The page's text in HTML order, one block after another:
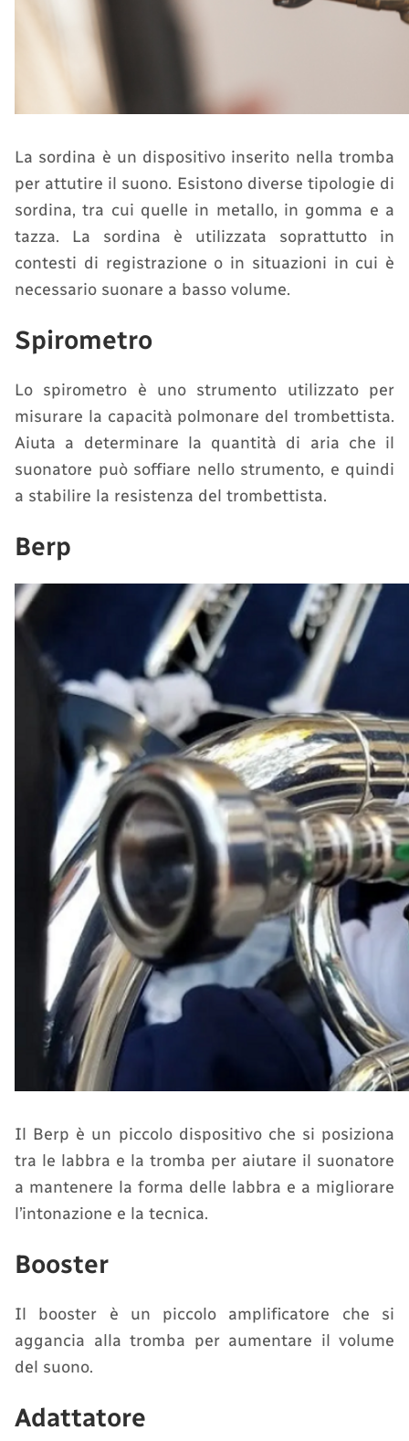
La sordina è un dispositivo inserito nella tromba
per attutire il suono. Esistono diverse tipologie di
sordina, tra cui quelle in metallo, in gomma e a
tazza. La sordina è utilizzata soprattutto in
contesti di registrazione o in situazioni in cui è
necessario suonare a basso volume.
Spirometro
Lo spirometro è uno strumento utilizzato per
misurare la capacità polmonare del trombettista.
Aiuta a determinare la quantità di aria che il
suonatore può soffiare nello strumento, e quindi
a stabilire la resistenza del trombettista.
Berp
Il Berp è un piccolo dispositivo che si posiziona
tra le labbra e la tromba per aiutare il suonatore
a mantenere la forma delle labbra e a migliorare
l’intonazione e la tecnica.
Booster
Il booster è un piccolo amplificatore che si
aggancia alla tromba per aumentare il volume
del suono.
Adattatore